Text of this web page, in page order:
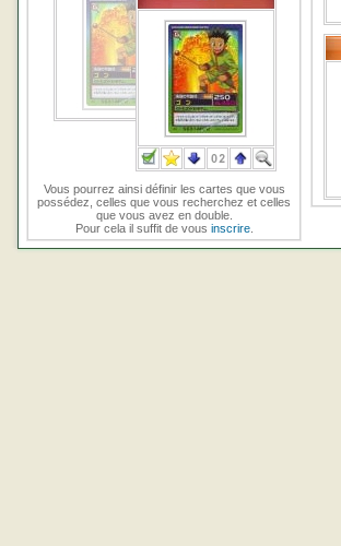
Vous pourrez ainsi définir les cartes que vous
possédez, celles que vous recherchez et celles
que vous avez en double.
Pour cela il suffit de vous inscrire.